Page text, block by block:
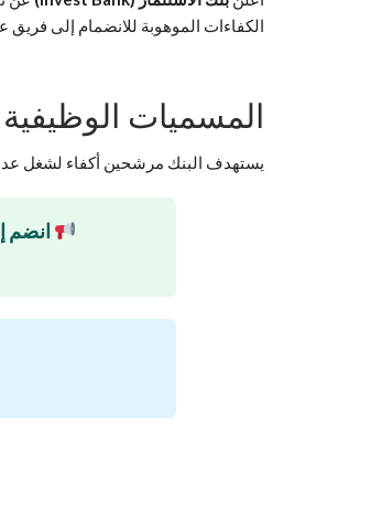
الكفاءات الموهوبة للانضمام إلى
المسميات الوظيفية
يستهدف البنك مرشحين أكفاء لشغل عدد
انضم